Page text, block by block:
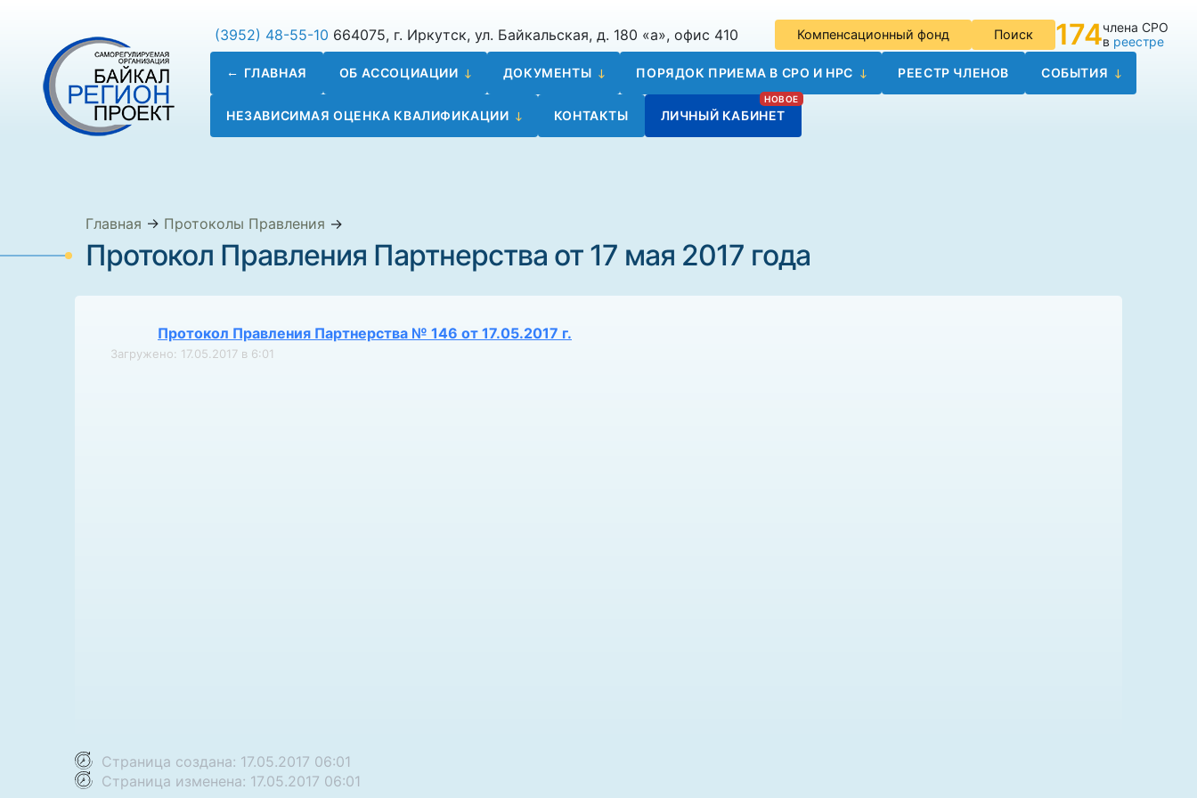
(3952) 48-55-10 664075, г. Иркутск, ул. Байкальская, д. 180 «а», офис 410 Компенсационный фонд Поиск 174члена СРО
в реестре
ГЛАВНАЯ ОБ АССОЦИАЦИИ ДОКУМЕНТЫ ПОРЯДОК ПРИЕМА В СРО И НРС РЕЕСТР ЧЛЕНОВ СОБЫТИЯ
НЕЗАВИСИМАЯ ОЦЕНКА КВАЛИФИКАЦИИ КОНТАКТЫ ЛИЧНЫЙ КАБИНЕТ
Главная → Протоколы Правления →
Протокол Правления Партнерства от 17 мая 2017 года
Протокол Правления Партнерства № 146 от 17.05.2017 г.
Загружено: 17.05.2017 в 6:01
Страница создана: 17.05.2017 06:01
Страница изменена: 17.05.2017 06:01